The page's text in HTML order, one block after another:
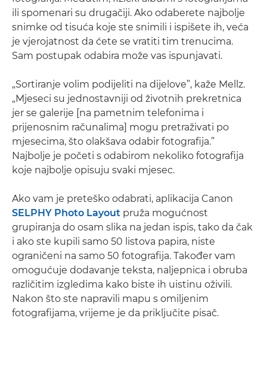
ili spomenari su drugačiji. Ako odaberete najbolje
snimke od tisuća koje ste snimili i ispišete ih, veća
je vjerojatnost da ćete se vratiti tim trenucima.
Sam postupak odabira može vas ispunjavati.
„Sortiranje volim podijeliti na dijelove”, kaže Mellz.
„Mjeseci su jednostavniji od životnih prekretnica
jer se galerije [na pametnim telefonima i
prijenosnim računalima] mogu pretraživati po
mjesecima, što olakšava odabir fotografija.”
Najbolje je početi s odabirom nekoliko fotografija
koje najbolje opisuju svaki mjesec.
Ako vam je preteško odabrati, aplikacija Canon
SELPHY Photo Layout pruža mogućnost
grupiranja do osam slika na jedan ispis, tako da čak
i ako ste kupili samo 50 listova papira, niste
ograničeni na samo 50 fotografija. Također vam
omogućuje dodavanje teksta, naljepnica i obruba
različitim izgledima kako biste ih uistinu oživili.
Nakon što ste napravili mapu s omiljenim
fotografijama, vrijeme je da priključite pisač.